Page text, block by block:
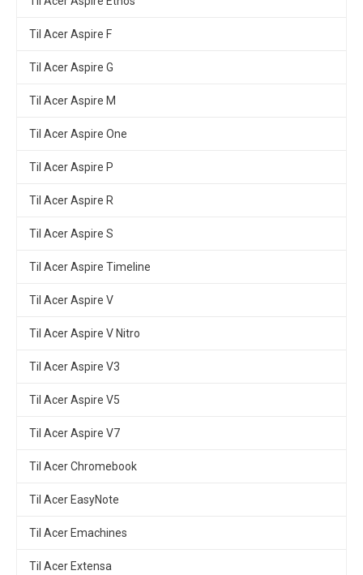
Til Acer Aspire F
Til Acer Aspire G
Til Acer Aspire M
Til Acer Aspire One
Til Acer Aspire P
Til Acer Aspire R
Til Acer Aspire S
Til Acer Aspire Timeline
Til Acer Aspire V
Til Acer Aspire V Nitro
Til Acer Aspire V3
Til Acer Aspire V5
Til Acer Aspire V7
Til Acer Chromebook
Til Acer EasyNote
Til Acer Emachines
Til Acer Extensa